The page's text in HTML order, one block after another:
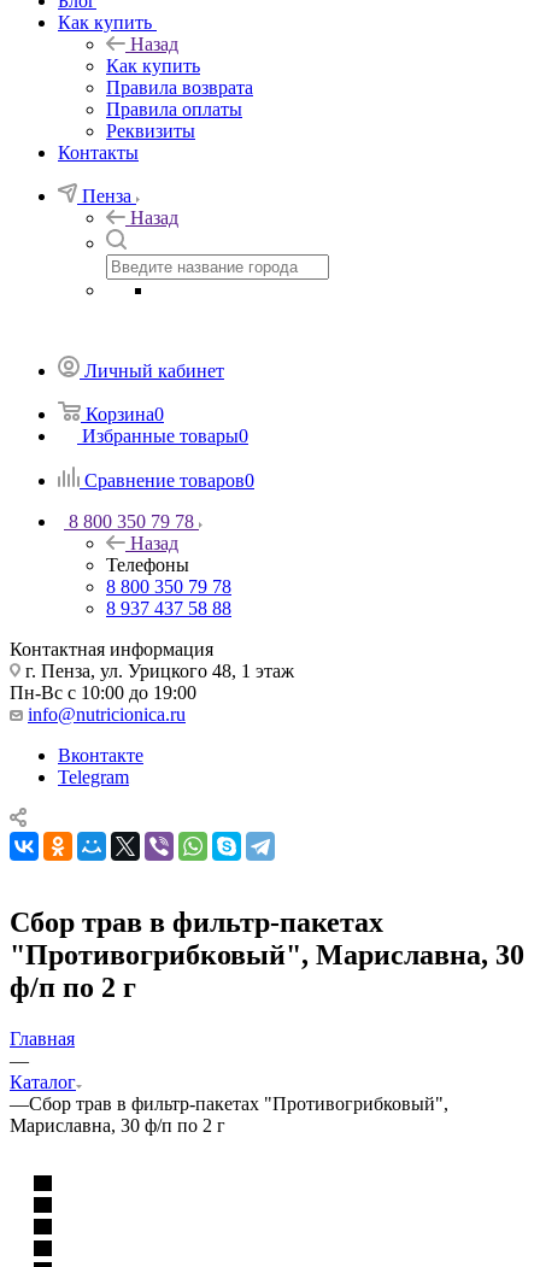
Как купить
Назад
Как купить
Правила возврата
Правила оплаты
Реквизиты
Контакты
Пенза
Назад
Личный кабинет
Корзина0
Избранные товары0
Сравнение товаров0
8 800 350 79 78
Назад
Телефоны
8 800 350 79 78
8 937 437 58 88
Контактная информация
г. Пенза, ул. Урицкого 48, 1 этаж
Пн-Вс с 10:00 до 19:00
info@nutricionica.ru
Вконтакте
Telegram
Сбор трав в фильтр-пакетах
"Противогрибковый", Мариславна, 30
ф/п по 2 г
Главная
—
Каталог
—Сбор трав в фильтр-пакетах "Противогрибковый",
Мариславна, 30 ф/п по 2 г